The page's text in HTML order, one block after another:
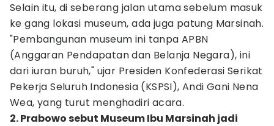
Selain itu, di seberang jalan utama sebelum masuk
ke gang lokasi museum, ada juga patung Marsinah.
"Pembangunan museum ini tanpa APBN
(Anggaran Pendapatan dan Belanja Negara), ini
dari iuran buruh," ujar Presiden Konfederasi Serikat
Pekerja Seluruh Indonesia (KSPSI), Andi Gani Nena
Wea, yang turut menghadiri acara.
2. Prabowo sebut Museum Ibu Marsinah jadi